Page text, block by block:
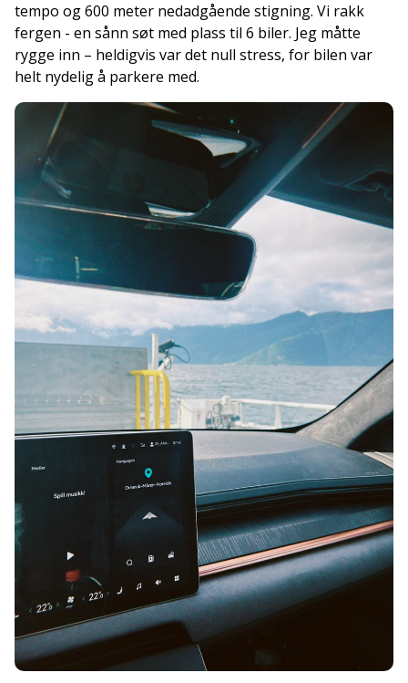
tempo og 600 meter nedadgående stigning. Vi rakk
fergen - en sånn søt med plass til 6 biler. Jeg måtte
rygge inn – heldigvis var det null stress, for bilen var
helt nydelig å parkere med.